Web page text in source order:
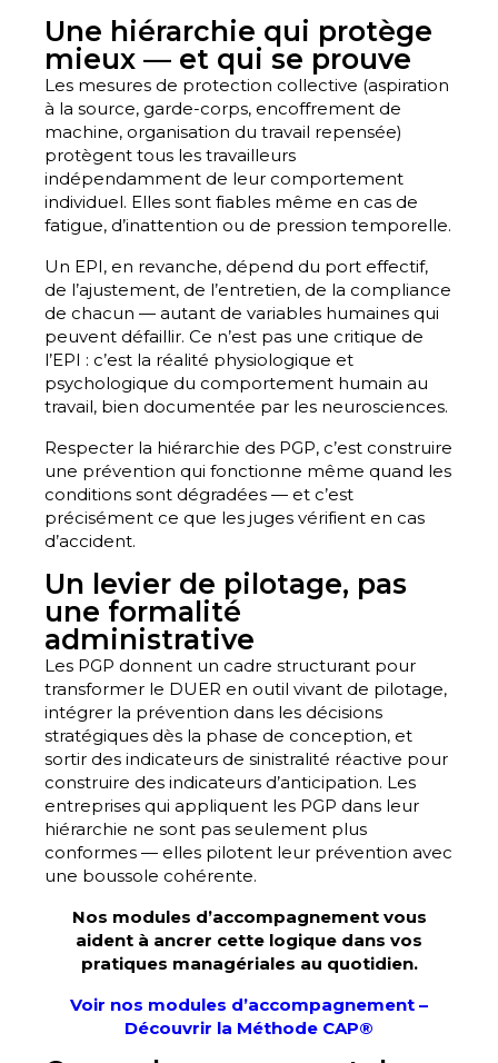
Une hiérarchie qui protège
mieux — et qui se prouve
Les mesures de protection collective (aspiration
à la source, garde-corps, encoffrement de
machine, organisation du travail repensée)
protègent tous les travailleurs
indépendamment de leur comportement
individuel. Elles sont fiables même en cas de
fatigue, d’inattention ou de pression temporelle.
Un EPI, en revanche, dépend du port effectif,
de l’ajustement, de l’entretien, de la compliance
de chacun — autant de variables humaines qui
peuvent défaillir. Ce n’est pas une critique de
l’EPI : c’est la réalité physiologique et
psychologique du comportement humain au
travail, bien documentée par les neurosciences.
Respecter la hiérarchie des PGP, c’est construire
une prévention qui fonctionne même quand les
conditions sont dégradées — et c’est
précisément ce que les juges vérifient en cas
d’accident.
Un levier de pilotage, pas
une formalité
administrative
Les PGP donnent un cadre structurant pour
transformer le DUER en outil vivant de pilotage,
intégrer la prévention dans les décisions
stratégiques dès la phase de conception, et
sortir des indicateurs de sinistralité réactive pour
construire des indicateurs d’anticipation. Les
entreprises qui appliquent les PGP dans leur
hiérarchie ne sont pas seulement plus
conformes — elles pilotent leur prévention avec
une boussole cohérente.
Nos modules d’accompagnement vous
aident à ancrer cette logique dans vos
pratiques managériales au quotidien.
Voir nos modules d’accompagnement –
Découvrir la Méthode CAP®